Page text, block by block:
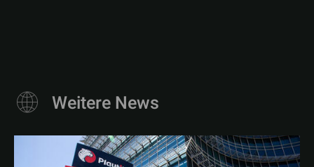
Weitere News